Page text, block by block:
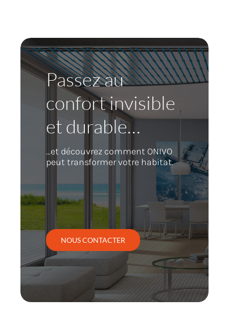
Passez au
confort invisible
et durable…
…et découvrez comment ONIVO
peut transformer votre habitat.
NOUS CONTACTER